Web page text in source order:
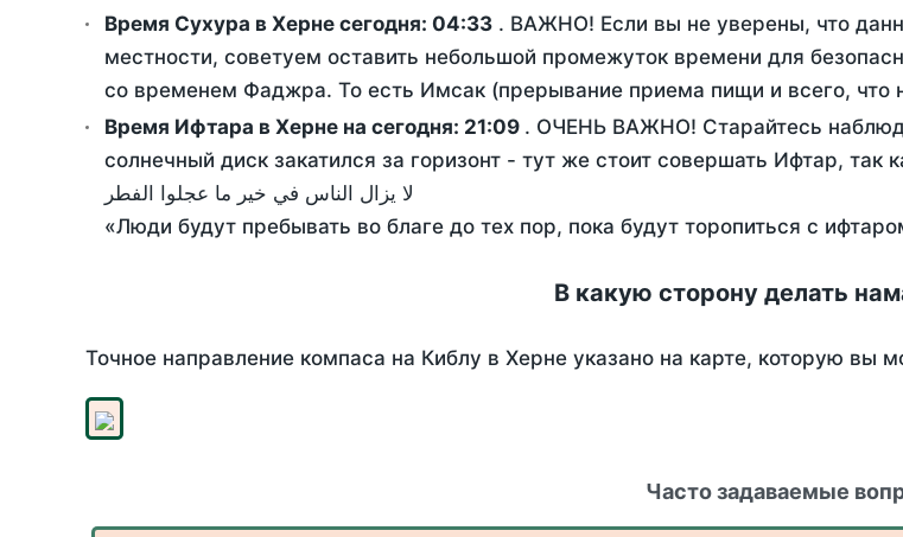
Время Сухура в Херне сегодня: 04:33 . ВАЖНО! Если вы не уверены, что
местности, советуем оставить небольшой промежуток времени для
со временем Фаджра. То есть Имсак (прерывание приема пищи и всего, что
Время Ифтара в Херне на сегодня: 21:09 . ОЧЕНЬ ВАЖНО! Старайтесь
солнечный диск закатился за горизонт - тут же стоит совершать Ифтар,
لا يزال الناس في خير ما عجلوا الفطر
«Люди будут пребывать во благе до тех пор, пока будут торопиться с
В какую сторону делать
Точное направление компаса на Киблу в Херне указано на карте, которую вы
Часто задаваемые